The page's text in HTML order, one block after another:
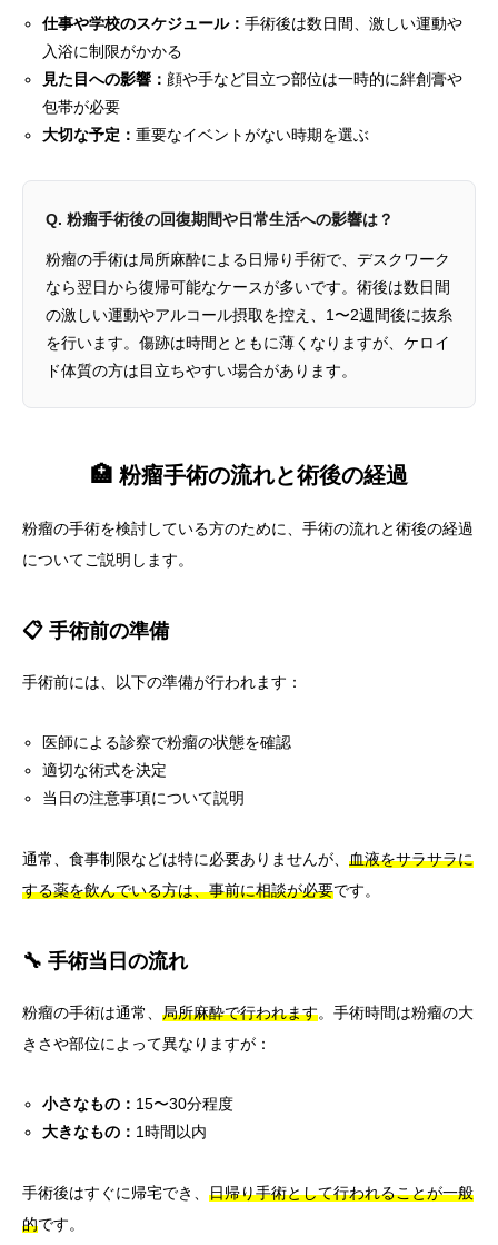
仕事や学校のスケジュール：手術後は数日間、激しい運動や
入浴に制限がかかる
見た目への影響： 顔や手など目立つ部位は一時的に絆創膏や
包帯が必要
大切な予定：重要なイベントがない時期を選ぶ
Q. 粉瘤手術後の回復期間や日常生活への影響は？
粉瘤の手術は局所麻酔による日帰り手術で、デスクワーク
なら翌日から復帰可能なケースが多いです。術後は数日間
の激しい運動やアルコール摂取を控え、1〜2週間後に抜糸
を行います。傷跡は時間とともに薄くなりますが、ケロイ
ド体質の方は目立ちやすい場合があります。
🏥 粉瘤手術の流れと術後の経過
粉瘤の手術を検討している方のために、手術の流れと術後の経過
についてご説明します。
📋 手術前の準備
手術前には、以下の準備が行われます：
医師による診察で粉瘤の状態を確認
適切な術式を決定
当日の注意事項について説明
通常、食事制限などは特に必要ありませんが、 血液をサラサラに
する薬を飲んでいる方は、事前に相談が必要です。
🔧 手術当日の流れ
粉瘤の手術は通常、 局所麻酔で行われます。手術時間は粉瘤の大
きさや部位によって異なりますが：
小さなもの： 15〜30分程度
大きなもの： 1時間以内
手術後はすぐに帰宅でき、 日帰り手術として行われることが一般
的です。